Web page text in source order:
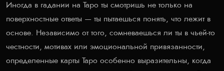
Иногда в гадании на Таро ты смотришь не только на
поверхностные ответы — ты пытаешься понять, что лежит в
основе. Независимо от того, сомневаешься ли ты в чьей-то
честности, мотивах или эмоциональной привязанности,
определенные карты Таро особенно выразительны, когда